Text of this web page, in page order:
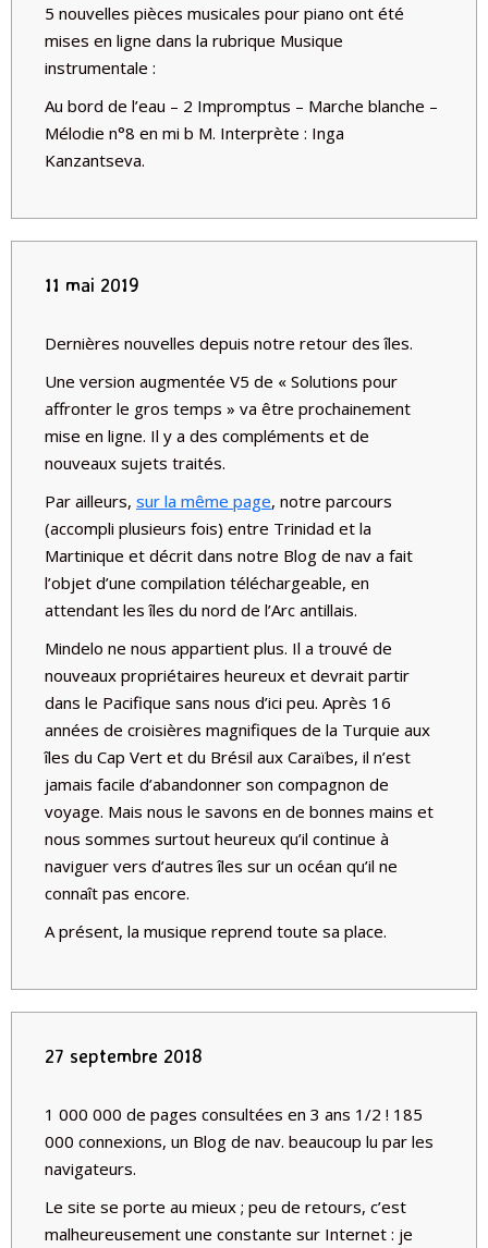
5 nouvelles pièces musicales pour piano ont été
mises en ligne dans la rubrique Musique
instrumentale :
Au bord de l’eau – 2 Impromptus – Marche blanche –
Mélodie n°8 en mi b M. Interprète : Inga
Kanzantseva.
11 mai 2019
Dernières nouvelles depuis notre retour des îles.
Une version augmentée V5 de « Solutions pour
affronter le gros temps » va être prochainement
mise en ligne. Il y a des compléments et de
nouveaux sujets traités.
Par ailleurs, sur la même page, notre parcours
(accompli plusieurs fois) entre Trinidad et la
Martinique et décrit dans notre Blog de nav a fait
l’objet d’une compilation téléchargeable, en
attendant les îles du nord de l’Arc antillais.
Mindelo ne nous appartient plus. Il a trouvé de
nouveaux propriétaires heureux et devrait partir
dans le Pacifique sans nous d’ici peu. Après 16
années de croisières magnifiques de la Turquie aux
îles du Cap Vert et du Brésil aux Caraïbes, il n’est
jamais facile d’abandonner son compagnon de
voyage. Mais nous le savons en de bonnes mains et
nous sommes surtout heureux qu’il continue à
naviguer vers d’autres îles sur un océan qu’il ne
connaît pas encore.
A présent, la musique reprend toute sa place.
27 septembre 2018
1 000 000 de pages consultées en 3 ans 1/2 ! 185
000 connexions, un Blog de nav. beaucoup lu par les
navigateurs.
Le site se porte au mieux ; peu de retours, c’est
malheureusement une constante sur Internet : je